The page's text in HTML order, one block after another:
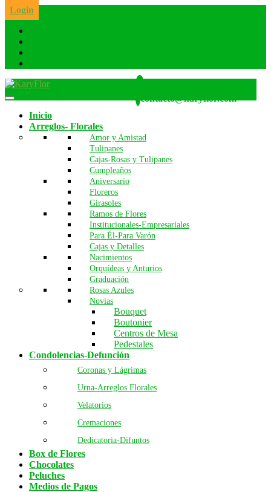
Skip
to
content
Login
contacto@karyflor.com
Inicio
Arreglos- Florales
Amor y Amistad
Tulipanes
Cajas-Rosas y Tulipanes
Cumpleaños
Aniversario
Floreros
Girasoles
Ramos de Flores
Institucionales-Empresariales
Para Él-Para Varón
Cajas y Detalles
Nacimientos
Orquídeas y Anturios
Graduación
Rosas Azules
Novias
Bouquet
Boutonier
Centros de Mesa
Pedestales
Condolencias-Defunción
Coronas y Lágrimas
Urna-Arreglos Florales
Velatorios
Cremaciones
Dedicatoria-Difuntos
Box de Flores
Chocolates
Peluches
Medios de Pagos